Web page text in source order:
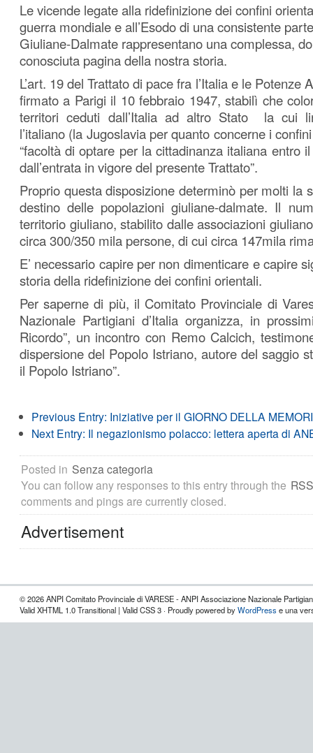
Le vicende legate alla ridefinizione dei confini
guerra mondiale e all’Esodo di una consistente
Giuliane-Dalmate rappresentano una complessa,
conosciuta pagina della nostra storia.
L’art. 19 del Trattato di pace fra l’Italia e le Potenze
firmato a Parigi il 10 febbraio 1947, stabilì che
territori ceduti dall’Italia ad altro Stato la cui
l’italiano (la Jugoslavia per quanto concerne i
“facoltà di optare per la cittadinanza italiana entro
dall’entrata in vigore del presente Trattato”.
Proprio questa disposizione determinò per molti la
destino delle popolazioni giuliane-dalmate. Il
territorio giuliano, stabilito dalle associazioni
circa 300/350 mila persone, di cui circa 147mila
E’ necessario capire per non dimenticare e capire
storia della ridefinizione dei confini orientali.
Per saperne di più, il Comitato Provinciale di
Nazionale Partigiani d’Italia organizza, in
Ricordo”, un incontro con Remo Calcich,
dispersione del Popolo Istriano, autore del saggio
il Popolo Istriano”.
Previous Entry: Iniziative per il GIORNO DELLA
Next Entry: Il negazionismo polacco: lettera aperta di
Posted in Senza categoria
You can follow any responses to this entry through the
comments and pings are currently closed.
Advertisement
© 2026 ANPI Comitato Provinciale di VARESE - ANPI Associazione Nazionale
Valid XHTML 1.0 Transitional | Valid CSS 3 · Proudly powered byWordPress e una